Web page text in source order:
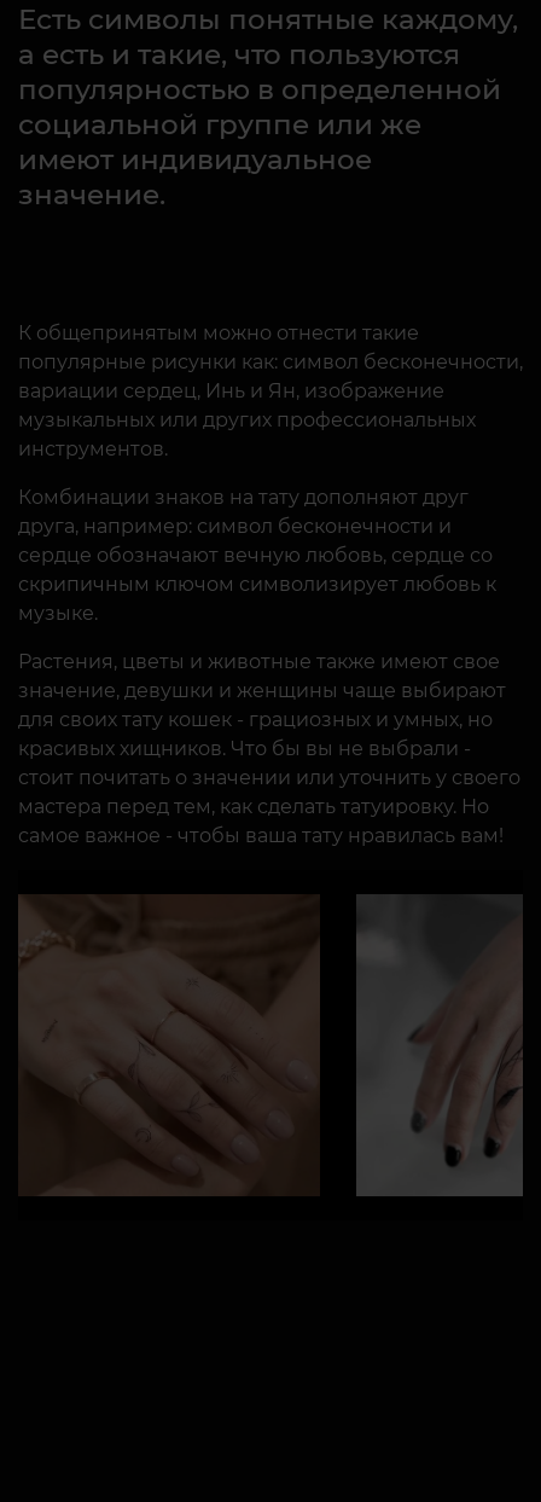
Есть символы понятные каждому,
а есть и такие, что пользуются
популярностью в определенной
социальной группе или же
имеют индивидуальное
значение.
К общепринятым можно отнести такие
популярные рисунки как: символ бесконечности,
вариации сердец, Инь и Ян, изображение
музыкальных или других профессиональных
инструментов.
Комбинации знаков на тату дополняют друг
друга, например: символ бесконечности и
сердце обозначают вечную любовь, сердце со
скрипичным ключом символизирует любовь к
музыке.
Растения, цветы и животные также имеют свое
значение, девушки и женщины чаще выбирают
для своих тату кошек - грациозных и умных, но
красивых хищников. Что бы вы не выбрали -
стоит почитать о значении или уточнить у своего
мастера перед тем, как сделать татуировку. Но
самое важное - чтобы ваша тату нравилась вам!